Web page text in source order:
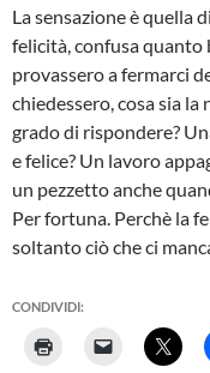
La sensazione è quella
felicità, confusa quanto
provassero a fermarci
chiedessero, cosa sia
grado di rispondere?
e felice? Un lavoro
un pezzetto anche
Per fortuna. Perchè la
soltanto ciò che ci
CONDIVIDI: